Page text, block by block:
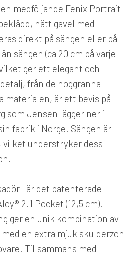
medföljande Fenix Portrait
nätt gavel med
direkt på sängen eller på
sängen (ca 20 cm på varje
ger ett elegant och
från de noggranna
materialen, är ett bevis på
som Jensen lägger ner i
fabrik i Norge. Sängen är
vilket understryker dess
är det patenterade
2.1 Pocket (12,5 cm).
ger en unik kombination av
en extra mjuk skulderzon
Tillsammans med